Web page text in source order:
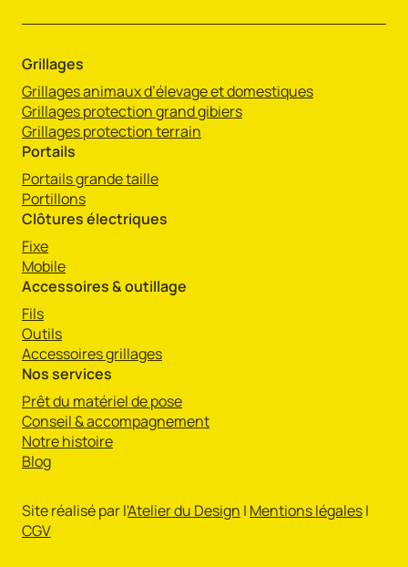
Grillages
Grillages animaux d’élevage et domestiques
Grillages protection grand gibiers
Grillages protection terrain
Portails
Portails grande taille
Portillons
Clôtures électriques
Fixe
Mobile
Accessoires & outillage
Fils
Outils
Accessoires grillages
Nos services
Prêt du matériel de pose
Conseil & accompagnement
Notre histoire
Blog
Site réalisé par l'Atelier du Design | Mentions légales|
CGV